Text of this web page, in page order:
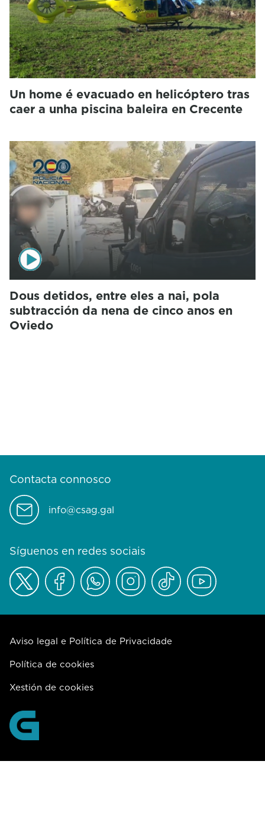
Un home é evacuado en helicóptero tras
caer a unha piscina baleira en Crecente
Dous detidos, entre eles a nai, pola
subtracción da nena de cinco anos en
Oviedo
Contacta connosco
info@csag.gal
Síguenos en redes sociais
Aviso legal e Política de Privacidade
Política de cookies
Xestión de cookies